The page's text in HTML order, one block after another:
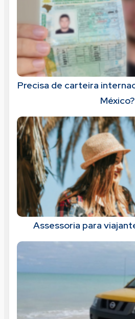
Precisa de carteira
México?
Assessoria para